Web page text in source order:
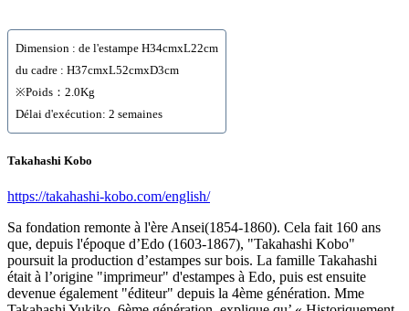
Dimension : de l'estampe H34cmxL22cm
du cadre : H37cmxL52cmxD3cm
※Poids：2.0Kg
Délai d'exécution: 2 semaines
Takahashi Kobo
https://takahashi-kobo.com/english/
Sa fondation remonte à l'ère Ansei(1854-1860). Cela fait 160 ans
que, depuis l'époque d’Edo (1603-1867), "Takahashi Kobo"
poursuit la production d’estampes sur bois. La famille Takahashi
était à l’origine "imprimeur" d'estampes à Edo, puis est ensuite
devenue également "éditeur" depuis la 4ème génération. Mme